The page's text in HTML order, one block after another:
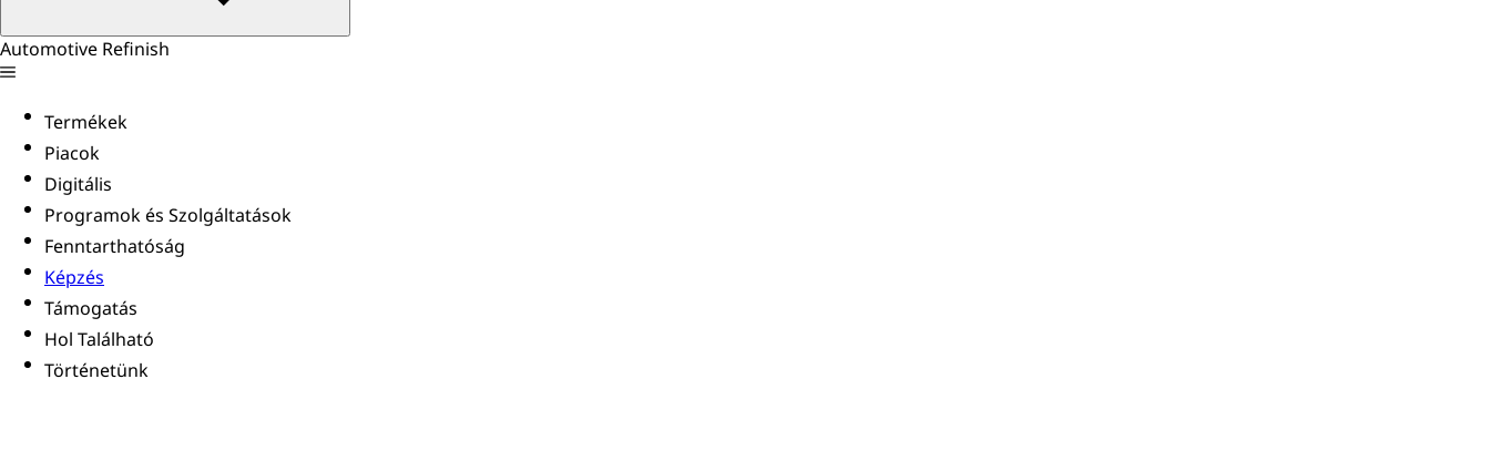
Automotive Refinish
Termékek
Piacok
Digitális
Programok és Szolgáltatások
Fenntarthatóság
Képzés
Támogatás
Hol Található
Történetünk